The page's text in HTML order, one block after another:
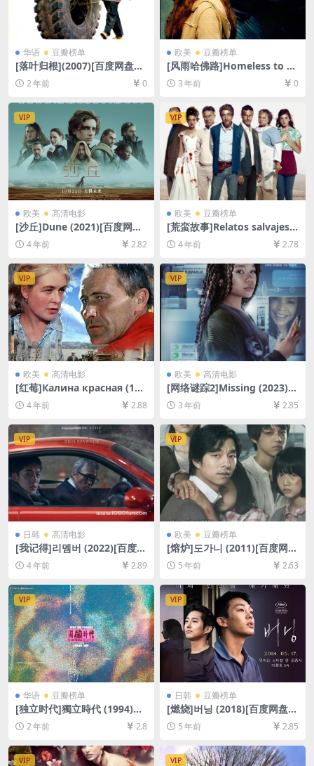
华语 豆瓣榜单
[落叶归根](2007)[百度网盘
+夸克网盘1080P超清未删减
资源][网盘在线播放/下载][MP
4/7.1GB][中英字幕]
2 年前 0
欧美 豆瓣榜单
[风雨哈佛路]Homeless to H
arvard: The Liz Murray Stor
y (2003)[百度网盘+夸克网盘1
放/下载][MP4/5.7GB][中英字
幕]
3 年前 0
VIP
欧美 高清电影
[沙丘]Dune (2021)[百度网盘
+迅雷云盘资源1080P超清未
删减][MP4/9.9GB][中英字幕]
4 年前 2.82
VIP
欧美 豆瓣榜单
[荒蛮故事]Relatos salvajes
(2014)[百度网盘+迅雷云盘资
源1080P超清未删减][MP4/8.
5GB][中英字幕]
4 年前 2.78
VIP
欧美 高清电影
[红莓]Калина красная (197
4)[百度网盘+迅雷云盘资源10
80P超清][MP4/6.8GB][中文
4 年前 2.88
VIP
欧美 高清电影
[网络谜踪2]Missing (2023)
[百度网盘+迅雷云盘资源1080
P超清未删减][MP4/6GB][中
3 年前 2.85
VIP
日韩 高清电影
[我记得]리멤버 (2022)[百度网
盘+迅雷云盘资源1080P超清
未删减][MP4/8GB][韩语中字]
4 年前 2.89
VIP
欧美 豆瓣榜单
[熔炉]도가니 (2011)[百度网盘
+夸克网盘+迅雷云盘资源1080
P超清未删减][MP4/7.9GB][韩
语中字]
5 年前 2.63
VIP
华语 豆瓣榜单
[独立时代]獨立時代 (1994)高
清修复版[百度网盘+夸克网盘
1080P超清未删减资源][网盘
在线播放/下载][MP4/8.3GB]
[中文字幕]
2 年前 2.8
VIP
日韩 豆瓣榜单
[燃烧]버닝 (2018)[百度网盘
+迅雷云盘资源1080P超清未
删减][MP4/9.5GB][韩语中字]
5 年前 2.85
VIP VIP